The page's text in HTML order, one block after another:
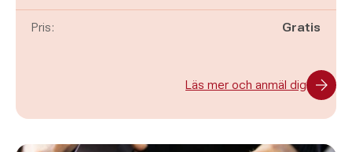
Pris: Gratis
Läs mer och anmäl dig